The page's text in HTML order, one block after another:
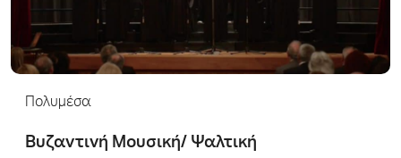
Πολυμέσα
Βυζαντινή Μουσική/ Ψαλτική